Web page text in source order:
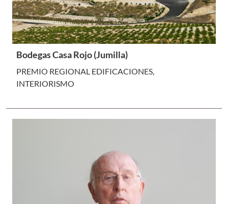
Bodegas Casa Rojo (Jumilla)
PREMIO REGIONAL EDIFICACIONES,
INTERIORISMO